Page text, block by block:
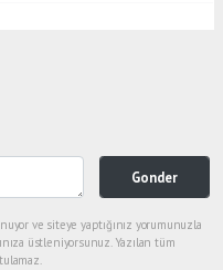
Gonder
ve siteye yaptığınız yorumunuzla
üstleniyorsunuz. Yazılan tüm